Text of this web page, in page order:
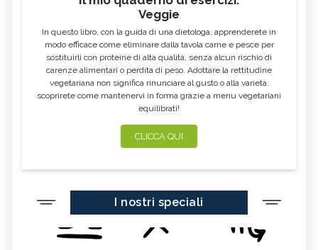
Veggie
In questo libro, con la guida di una dietologa, apprenderete in
modo efficace come eliminare dalla tavola carne e pesce per
sostituirli con proteine di alta qualità, senza alcun rischio di
carenze alimentari o perdita di peso. Adottare la rettitudine
vegetariana non significa rinunciare al gusto o alla varietà:
scoprirete come mantenervi in forma grazie a menu vegetariani
equilibrati!
CLICCA QUI
I nostri speciali